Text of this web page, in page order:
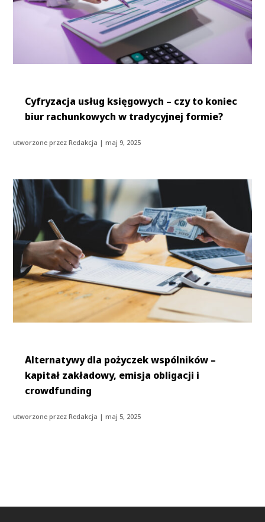
Cyfryzacja usług księgowych – czy to koniec
biur rachunkowych w tradycyjnej formie?
utworzone przezRedakcja |maj 9, 2025
Alternatywy dla pożyczek wspólników –
kapitał zakładowy, emisja obligacji i
crowdfunding
utworzone przezRedakcja |maj 5, 2025